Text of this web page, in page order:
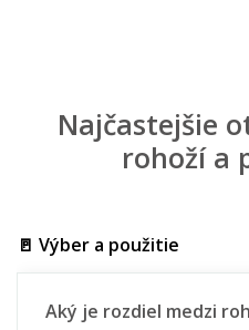
Najčastejšie
rohoží a
🚪 Výber a použitie
Aký je rozdiel medzi